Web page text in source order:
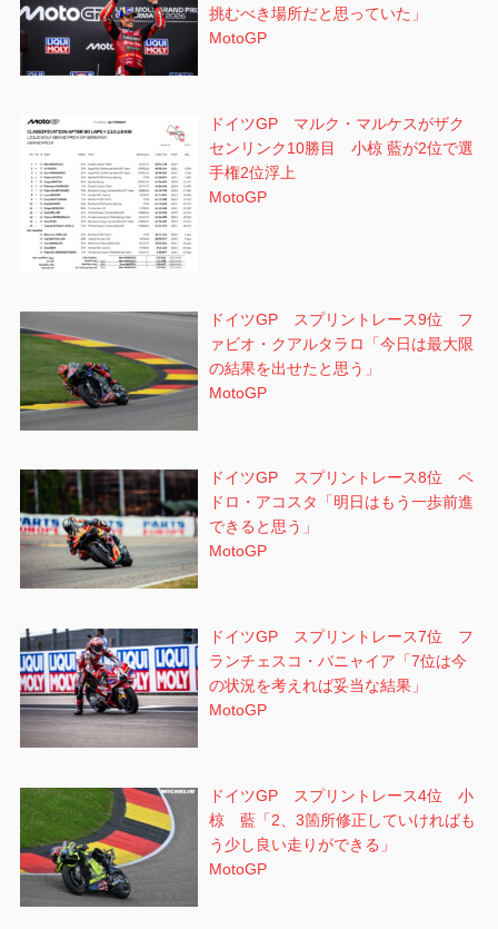
挑むべき場所だと思っていた」
MotoGP
ドイツGP マルク・マルケスがザク
センリンク10勝目 小椋 藍が2位で選
手権2位浮上
MotoGP
ドイツGP スプリントレース9位 フ
ァビオ・クアルタラロ「今日は最大限
の結果を出せたと思う」
MotoGP
ドイツGP スプリントレース8位 ペ
ドロ・アコスタ「明日はもう一歩前進
できると思う」
MotoGP
ドイツGP スプリントレース7位 フ
ランチェスコ・バニャイア「7位は今
の状況を考えれば妥当な結果」
MotoGP
ドイツGP スプリントレース4位 小
椋 藍「2、3箇所修正していければも
う少し良い走りができる」
MotoGP